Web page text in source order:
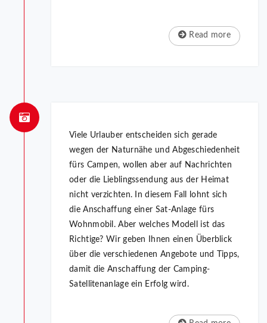
Read more
Viele Urlauber entscheiden sich gerade
wegen der Naturnähe und Abgeschiedenheit
fürs Campen, wollen aber auf Nachrichten
oder die Lieblingssendung aus der Heimat
nicht verzichten. In diesem Fall lohnt sich
die Anschaffung einer Sat-Anlage fürs
Wohnmobil. Aber welches Modell ist das
Richtige? Wir geben Ihnen einen Überblick
über die verschiedenen Angebote und Tipps,
damit die Anschaffung der Camping-
Satellitenanlage ein Erfolg wird.